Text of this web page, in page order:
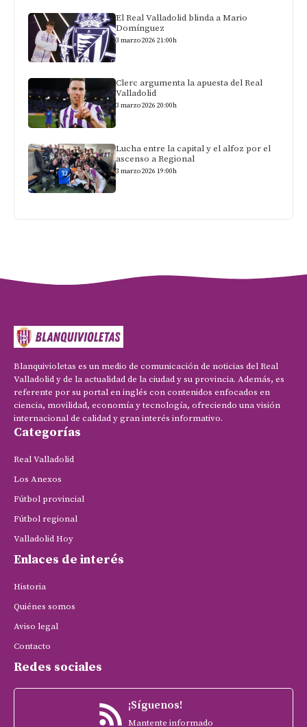
El Real Valladolid blinda a Mario
Domínguez
3 marzo 2026 21:00h
Clerc argumenta la apuesta del Real
Valladolid
3 marzo 2026 20:00h
Lucha entre la capital y el alfoz por el
ascenso a Regional
3 marzo 2026 19:00h
Blanquivioletas es un medio de comunicación de noticias del Real
Valladolid y de la actualidad de la ciudad y su provincia. Además, es
referente por su portal en inglés con contenidos enfocados en
ciencia, movilidad, economía y tecnología, ofreciendo una visión
internacional de calidad y gran interés informativo.
Categorías
Real Valladolid
Los Anexos
Fútbol provincial
Fútbol regional
Valladolid Hoy
Enlaces de interés
Historia
Quiénes somos
Aviso legal
Contacto
Redes sociales
¡Síguenos!
Mantente informado